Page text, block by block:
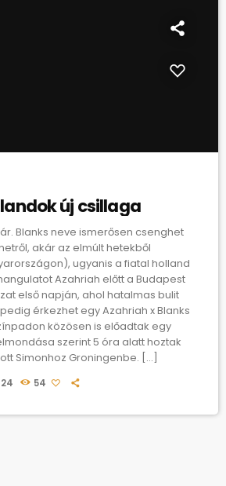
új csillaga
Blanks neve ismerősen csenghet
akár az elmúlt hetekből
ugyanis a fiatal holland
Azahriah előtt a Budapest
első napján, ahol hatalmas bulit
érkezhet egy Azahriah x Blanks
közösen is előadtak egy
szerint 5 óra alatt hoztak
Simonhoz Groningenbe. […]
54